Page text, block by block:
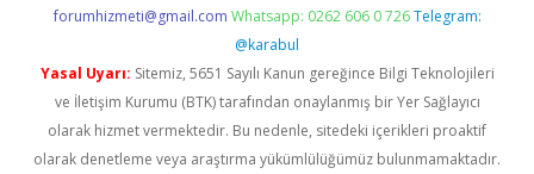
forumhizmeti@gmail.com Whatsapp: 0262 606 0 726 Telegram:
@karabul
Yasal Uyarı: Sitemiz, 5651 Sayılı Kanun gereğince Bilgi Teknolojileri
ve İletişim Kurumu (BTK) tarafından onaylanmış bir Yer Sağlayıcı
olarak hizmet vermektedir. Bu nedenle, sitedeki içerikleri proaktif
olarak denetleme veya araştırma yükümlülüğümüz bulunmamaktadır.